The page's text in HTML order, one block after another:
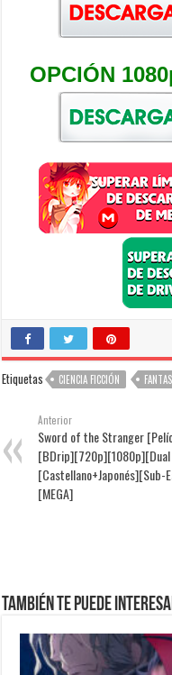
OPCIÓN
Etiquetas CIENCIA FICCIÓN
Anterior
Sword of the Stranger
[BDrip][720p][1080p][Dual
[Castellano+Japonés][Sub-
[MEGA]
También te puede